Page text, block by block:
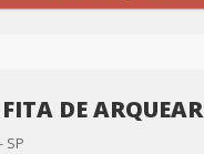
DE ARQUEAR
SP